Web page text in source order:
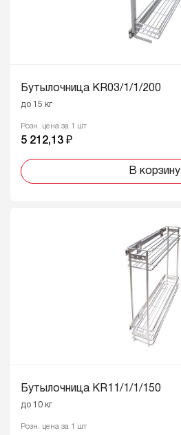
Бутылочница KR03/1/1/200
до 15 кг
Розн. цена за 1 шт
5 212,13 ₽
В корзину
Бутылочница KR11/1/1/150
до 10 кг
Розн. цена за 1 шт